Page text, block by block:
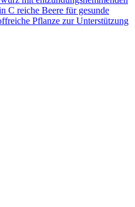
C reiche Beere für gesunde
Pflanze zur Unterstützung